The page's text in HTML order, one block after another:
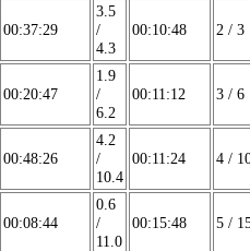
00:37:29
3.5
/
4.3
00:10:48 2 / 3
00:20:47
1.9
/
6.2
00:11:12 3 / 6
00:48:26
4.2
/
10.4
00:11:24 4 /
00:08:44
0.6
/
11.0
00:15:48 5 /